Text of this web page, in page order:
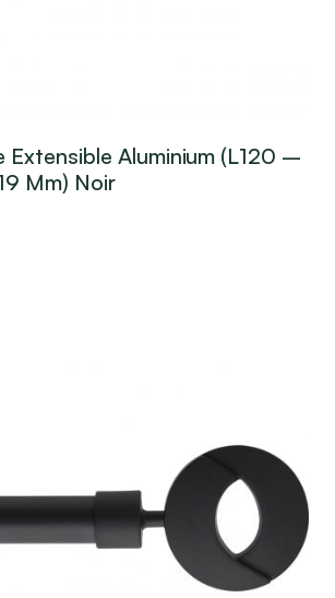
Extensible Aluminium (L120 –
Mm) Noir